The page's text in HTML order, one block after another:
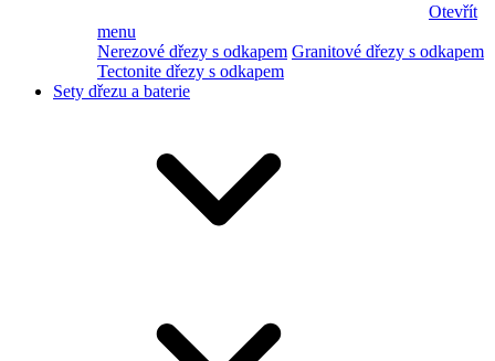
Otevřít
menu
Nerezové dřezy s odkapem Granitové dřezy s odkapem
Tectonite dřezy s odkapem
Sety dřezu a baterie